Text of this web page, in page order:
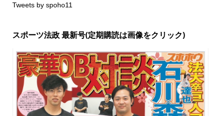
Tweets by spoho11
スポーツ法政 最新号(定期購読は画像をクリック)